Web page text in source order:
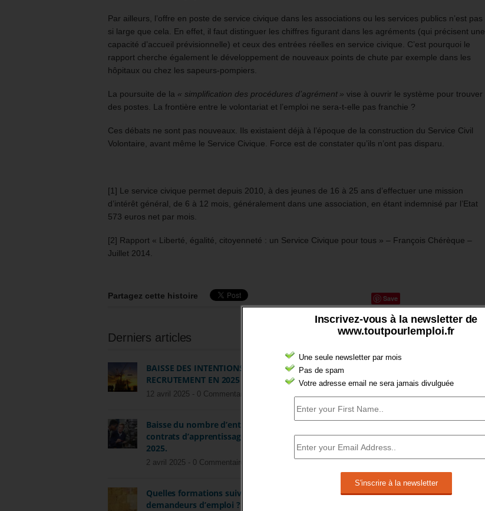
Inscrivez-vous à la newsletter de
www.toutpourlemploi.fr
Une seule newsletter par mois
Pas de spam
Votre adresse email ne sera jamais divulguée
Par ailleurs, l’offre en poste de service civique dans les associations ou les services publics n’est pas
si large que cela. En effet, il faut distinguer les chiffres figurant dans les agréments (qui précisent une
capacité d’accueil prévisionnelle) et ceux des entrées réelles en service civique. C’est pourquoi le
rapport cherche également le développement de nouveaux points de chute par exemple dans les
hôpitaux ou chez les sapeurs-pompiers.
La poursuite de la « simplification des procédures d’agrément » vise à ouvrir le système pour trouver
des postes. La frontière entre le volontariat et l’emploi ne sera-t-elle pas franchie ?
Ces débats ne sont pas nouveaux. Ils existaient déjà à l’époque de la construction du Service Civil
Volontaire, avant même le Service Civique. Force est de constater qu’ils n’ont pas disparu.
[1] Le service civique permet depuis 2010, à des jeunes de 16 à 25 ans d’effectuer une mission
d’intérêt général, de 6 à 12 mois, généralement dans une association, en étant indemnisé par l’Etat
573 euros net par mois.
[2] Rapport « Liberté, égalité, citoyenneté : un Service Civique pour tous » – François Chérèque –
Juillet 2014.
Partagez cette histoire Save
Derniers articles
BAISSE DES INTENTIONS DE
RECRUTEMENT EN 2025
12 avril 2025 - 0 Commentaire
Baisse du nombre d’entrées en
contrats d’apprentissage en janvier
2025.
2 avril 2025 - 0 Commentaire
Quelles formations suivent les
demandeurs d’emploi ?